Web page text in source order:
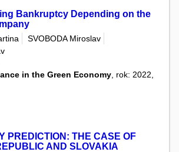
Bankruptcy Depending on the
SVOBODA Miroslav
in the Green Economy , rok: 2022,
PREDICTION: THE CASE OF
AND SLOVAKIA